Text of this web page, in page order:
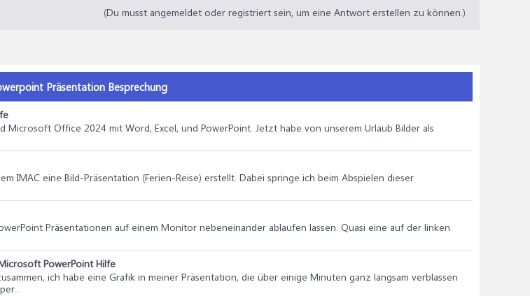
(Du musst angemeldet oder registriert sein, um eine Antwort erstellen zu können.)
Präsentation Besprechung
Microsoft Office 2024 mit Word, Excel, und PowerPoint. Jetzt habe von unserem Urlaub Bilder als
IMAC eine Bild-Präsentation (Ferien-Reise) erstellt. Dabei springe ich beim Abspielen dieser
Präsentationen auf einem Monitor nebeneinander ablaufen lassen. Quasi eine auf der linken
PowerPoint Hilfe
ich habe eine Grafik in meiner Präsentation, die über einige Minuten ganz langsam verblassen